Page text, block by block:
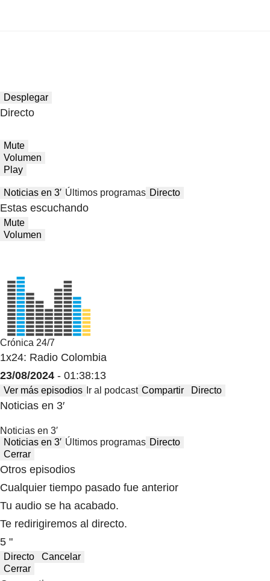
Desplegar
Directo
Mute
Volumen
Play
Noticias en 3′ Últimos programas Directo
Estas escuchando
Mute
Volumen
Crónica 24/7
1x24: Radio Colombia
23/08/2024 - 01:38:13
Ver más episodios Ir al podcast Compartir Directo
Noticias en 3′
Noticias en 3′
Noticias en 3′ Últimos programas Directo
Cerrar
Otros episodios
Cualquier tiempo pasado fue anterior
Tu audio se ha acabado.
Te redirigiremos al directo.
5 "
Directo
Cancelar
Cerrar